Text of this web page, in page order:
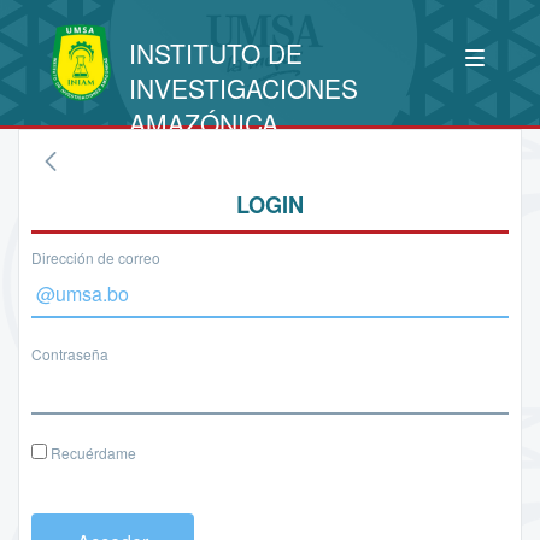
INSTITUTO DE
INVESTIGACIONES
AMAZÓNICA
LOGIN
Dirección de correo
Contraseña
Recuérdame